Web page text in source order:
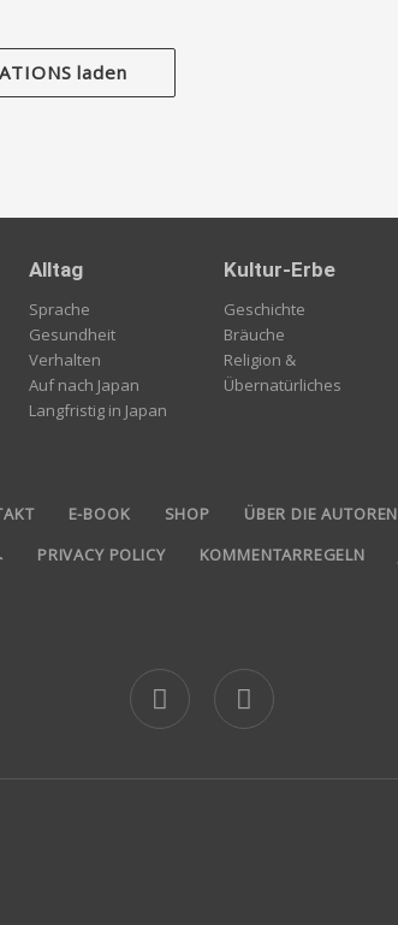
laden
Alltag
Sprache
Gesundheit
Verhalten
Auf nach Japan
Langfristig in Japan
Kultur-Erbe
Geschichte
Bräuche
Religion &
Übernatürliches
E-BOOK SHOP ÜBER DIE AUTOREN
PRIVACY POLICY KOMMENTARREGELN